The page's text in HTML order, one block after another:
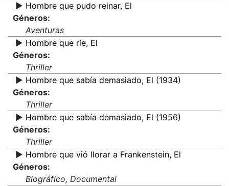
▶️ Hombre que pudo reinar, El
Géneros:
Aventuras
▶️ Hombre que ríe, El
Géneros:
Thriller
▶️ Hombre que sabía demasiado, El (1934)
Géneros:
Thriller
▶️ Hombre que sabía demasiado, El (1956)
Géneros:
Thriller
▶️ Hombre que vió llorar a Frankenstein, El
Géneros:
Biográfico, Documental